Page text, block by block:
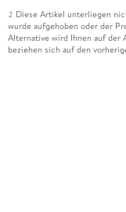
2 Diese Artikel unterliegen
wurde aufgehoben oder der
Alternative wird Ihnen auf der
beziehen sich auf den